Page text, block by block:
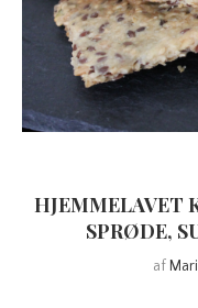
HJEMMELAVET
SPRØDE,
af